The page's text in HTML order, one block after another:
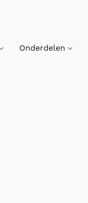
Onderdelen